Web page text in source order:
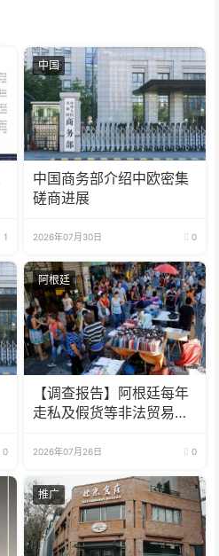
1
中国
中国商务部介绍中欧密集
磋商进展
2026年07月30日 0
0
阿根廷
【调查报告】阿根廷每年
走私及假货等非法贸易达
2026年07月26日 0
推广